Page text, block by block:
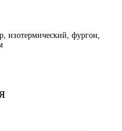
изотермический, фургон,